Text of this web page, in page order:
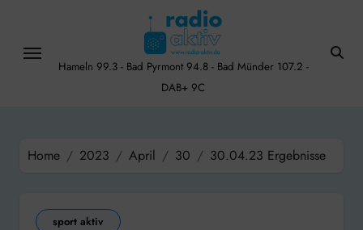
content
Hameln 99.3 - Bad Pyrmont 94.8 - Bad Münder 107.2 -
DAB+ 9C
Home 2023 April 30 30.04.23 Ergebnisse
sport aktiv